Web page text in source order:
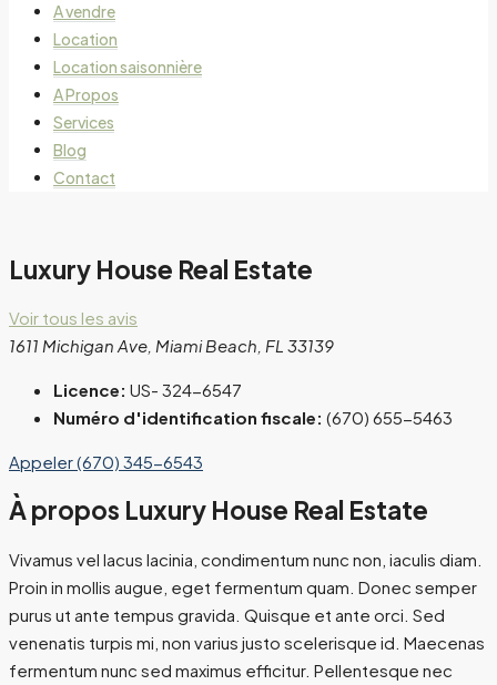
A vendre
Location
Location saisonnière
A Propos
Services
Blog
Contact
Luxury House Real Estate
Voir tous les avis
1611 Michigan Ave, Miami Beach, FL 33139
Licence: US- 324-6547
Numéro d'identification fiscale: (670) 655-5463
Appeler(670) 345-6543
À propos Luxury House Real Estate
Vivamus vel lacus lacinia, condimentum nunc non, iaculis diam.
Proin in mollis augue, eget fermentum quam. Donec semper
purus ut ante tempus gravida. Quisque et ante orci. Sed
venenatis turpis mi, non varius justo scelerisque id. Maecenas
fermentum nunc sed maximus efficitur. Pellentesque nec